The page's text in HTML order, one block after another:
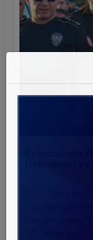
Edebiyatı
yeni
tamamlanan
yalnızca
zamanda
birliği
araştırma
ölçekte
Rektörümüz
Demokrasi
15
dönümünde,
“15